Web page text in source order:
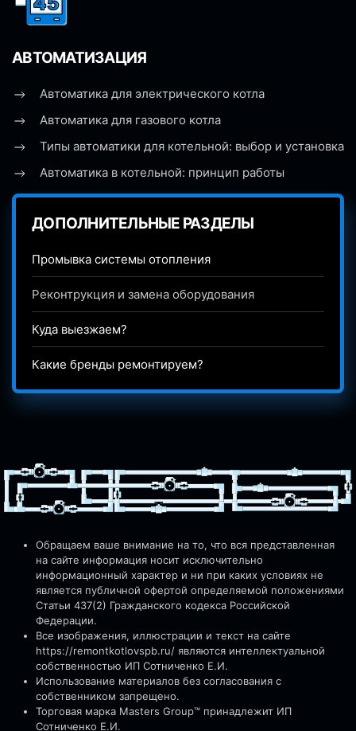
АВТОМАТИЗАЦИЯ
Автоматика для электрического котла
Автоматика для газового котла
Типы автоматики для котельной: выбор и установка
Автоматика в котельной: принцип работы
ДОПОЛНИТЕЛЬНЫЕ РАЗДЕЛЫ
Промывка системы отопления
Реконтрукция и замена оборудования
Куда выезжаем?
Какие бренды ремонтируем?
Обращаем ваше внимание на то, что вся представленная
на сайте информация носит исключительно
информационный характер и ни при каких условиях не
является публичной офертой определяемой положениями
Статьи 437(2) Гражданского кодекса Российской
Федерации.
Все изображения, иллюстрации и текст на сайте
https://remontkotlovspb.ru/ являются интеллектуальной
собственностью ИП Сотниченко Е.И.
Использование материалов без согласования с
собственником запрещено.
Торговая марка Masters Group™ принадлежит ИП
Сотниченко Е.И.